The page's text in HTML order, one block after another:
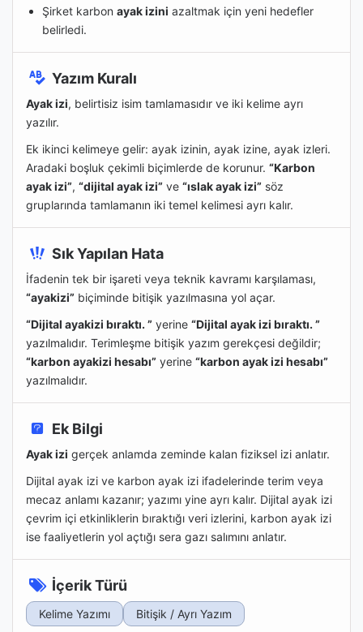
Şirket karbon ayak izini azaltmak için yeni hedefler
belirledi.
Yazım Kuralı
Ayak izi, belirtisiz isim tamlamasıdır ve iki kelime ayrı
yazılır.
Ek ikinci kelimeye gelir: ayak izinin, ayak izine, ayak izleri.
Aradaki boşluk çekimli biçimlerde de korunur. “Karbon
ayak izi”, “dijital ayak izi” ve “ıslak ayak izi” söz
gruplarında tamlamanın iki temel kelimesi ayrı kalır.
Sık Yapılan Hata
İfadenin tek bir işareti veya teknik kavramı karşılaması,
“ayakizi” biçiminde bitişik yazılmasına yol açar.
“Dijital ayakizi bıraktı. ” yerine “Dijital ayak izi bıraktı. ”
yazılmalıdır. Terimleşme bitişik yazım gerekçesi değildir;
“karbon ayakizi hesabı” yerine “karbon ayak izi hesabı”
yazılmalıdır.
Ek Bilgi
Ayak izi gerçek anlamda zeminde kalan fiziksel izi anlatır.
Dijital ayak izi ve karbon ayak izi ifadelerinde terim veya
mecaz anlamı kazanır; yazımı yine ayrı kalır. Dijital ayak izi
çevrim içi etkinliklerin bıraktığı veri izlerini, karbon ayak izi
ise faaliyetlerin yol açtığı sera gazı salımını anlatır.
İçerik Türü
Kelime Yazımı Bitişik / Ayrı Yazım